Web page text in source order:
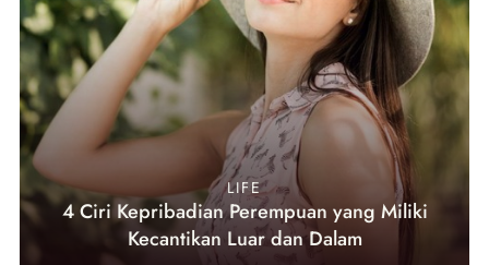
LIFE
4 Ciri Kepribadian Perempuan yang Miliki
Kecantikan Luar dan Dalam